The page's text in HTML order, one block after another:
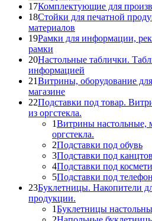
17Комплектующие для
18Стойки для печатной
материалов
19Рамки для информации,
рамки
20Настольные таблички.
информацией
21Витрины, оборудование
магазине
22Подставки под товар.
из оргстекла.
1Витрины настольные,
оргстекла.
2Подставки под обувь
3Подставки под
4Подставки под
5Подставки под
23Буклетницы. Накопители
продукции.
1Буклетницы